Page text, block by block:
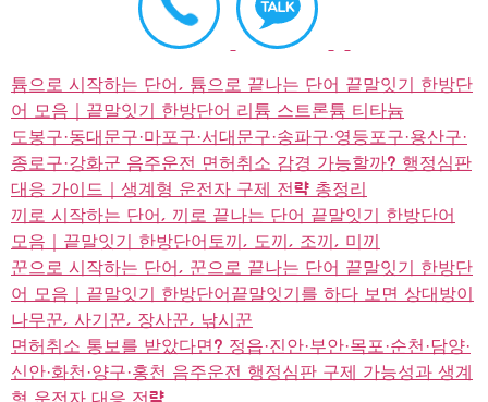
튬으로 시작하는 단어, 튬으로 끝나는 단어 끝말잇기 한방단
어 모음｜끝말잇기 한방단어 리튬 스트론튬 티타늄
도봉구·동대문구·마포구·서대문구·송파구·영등포구·용산구·
종로구·강화군 음주운전 면허취소 감경 가능할까? 행정심판
대응 가이드｜생계형 운전자 구제 전략 총정리
끼로 시작하는 단어, 끼로 끝나는 단어 끝말잇기 한방단어
모음｜끝말잇기 한방단어토끼, 도끼, 조끼, 미끼
꾼으로 시작하는 단어, 꾼으로 끝나는 단어 끝말잇기 한방단
어 모음｜끝말잇기 한방단어끝말잇기를 하다 보면 상대방이
나무꾼, 사기꾼, 장사꾼, 낚시꾼
면허취소 통보를 받았다면? 정읍·진안·부안·목포·순천·담양·
신안·화천·양구·홍천 음주운전 행정심판 구제 가능성과 생계